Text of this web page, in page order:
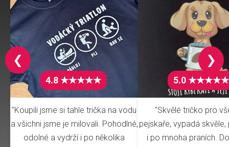
4.8 ★★★★★
"Koupili jsme si tahle trička na vodu
a všichni jsme je milovali. Pohodlné,
odolné a vydrží i po několika
5.0 ★★★★★
"Skvělé tričko pro
pejskaře, vypadá
i po mnoha praních.
❮ ❯